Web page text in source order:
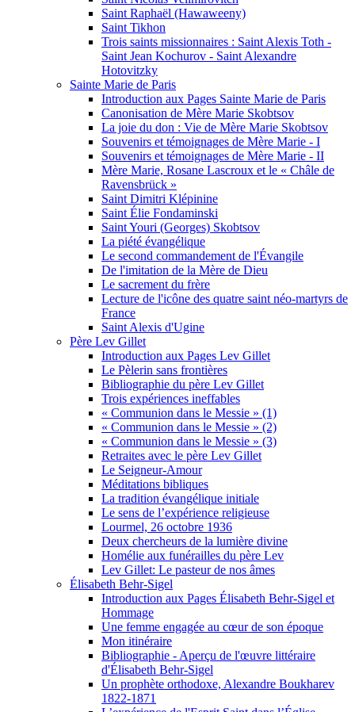
Saint Raphaël (Hawaweeny)
Saint Tikhon
Trois saints missionnaires : Saint Alexis Toth -
Saint Jean Kochurov - Saint Alexandre
Hotovitzky
Sainte Marie de Paris
Introduction aux Pages Sainte Marie de Paris
Canonisation de Mère Marie Skobtsov
La joie du don : Vie de Mère Marie Skobtsov
Souvenirs et témoignages de Mère Marie - I
Souvenirs et témoignages de Mère Marie - II
Mère Marie, Rosane Lascroux et le « Châle de
Ravensbrück »
Saint Dimitri Klépinine
Saint Élie Fondaminski
Saint Youri (Georges) Skobtsov
La piété évangélique
Le second commandement de l'Évangile
De l'imitation de la Mère de Dieu
Le sacrement du frère
Lecture de l'icône des quatre saint néo-martyrs de
France
Saint Alexis d'Ugine
Père Lev Gillet
Introduction aux Pages Lev Gillet
Le Pèlerin sans frontières
Bibliographie du père Lev Gillet
Trois expériences ineffables
« Communion dans le Messie » (1)
« Communion dans le Messie » (2)
« Communion dans le Messie » (3)
Retraites avec le père Lev Gillet
Le Seigneur-Amour
Méditations bibliques
La tradition évangélique initiale
Le sens de l’expérience religieuse
Lourmel, 26 octobre 1936
Deux chercheurs de la lumière divine
Homélie aux funérailles du père Lev
Lev Gillet: Le pasteur de nos âmes
Élisabeth Behr-Sigel
Introduction aux Pages Élisabeth Behr-Sigel et
Hommage
Une femme engagée au cœur de son époque
Mon itinéraire
Bibliographie - Aperçu de l'œuvre littéraire
d'Élisabeth Behr-Sigel
Un prophète orthodoxe, Alexandre Boukharev
1822-1871